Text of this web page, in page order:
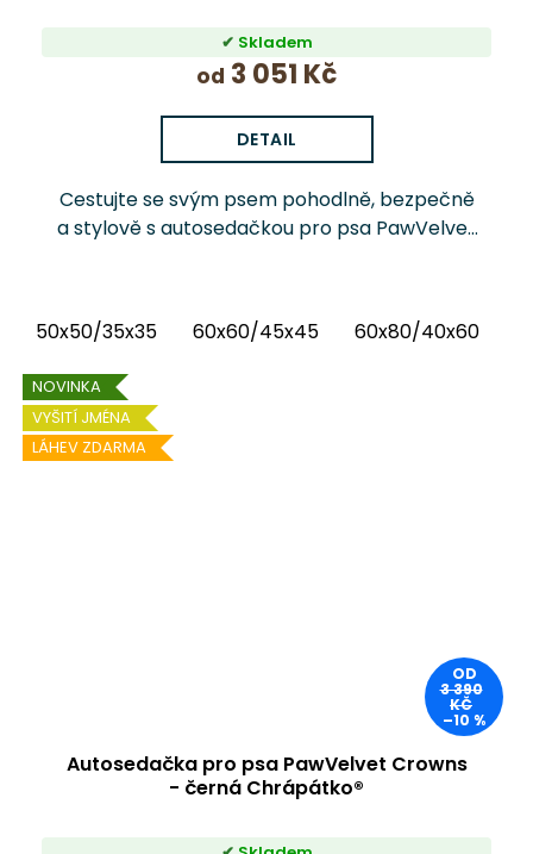
Skladem
od 3 051 Kč
DETAIL
Cestujte se svým psem pohodlně, bezpečně
a stylově s autosedačkou pro psa PawVelvet
látku...
50x50/35x35 60x60/45x45 60x80/40x60
NOVINKA
VYŠITÍ JMÉNA
LÁHEV ZDARMA
OD
3 390
KČ
–10 %
Autosedačka pro psa PawVelvet Crowns
- černá Chrápátko®